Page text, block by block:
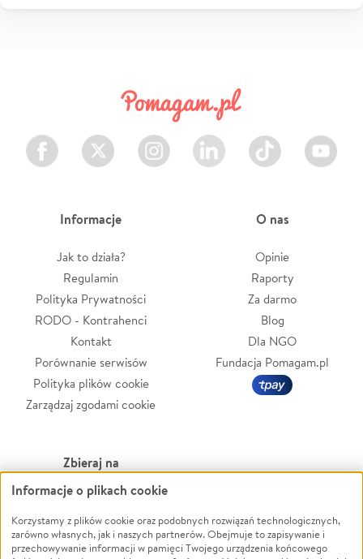
Facebook Twitter Instagram LinkedIn TikTok Youtube
Informacje
Jak to działa?
Regulamin
Polityka Prywatności
RODO - Kontrahenci
Kontakt
Porównanie serwisów
Polityka plików cookie
Zarządzaj zgodami cookie
O nas
Opinie
Raporty
Za darmo
Blog
Dla NGO
Fundacja Pomagam.pl
Zbieraj na
Leczenie
Zwierzęta
Pożar
Powódź
Wichura
Informacje o plikach cookie
Korzystamy z plików cookie oraz podobnych rozwiązań technologicznych,
zarówno własnych, jak i naszych partnerów. Obejmuje to zapisywanie i
przechowywanie informacji w pamięci Twojego urządzenia końcowego